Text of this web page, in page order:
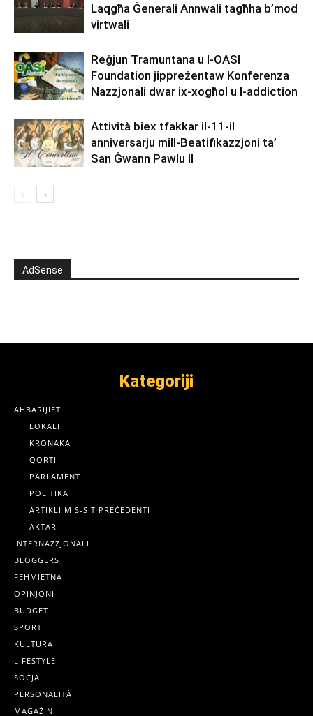
Laqgħa Ġenerali Annwali tagħha b’mod
virtwali
Reġjun Tramuntana u l-OASI
Foundation jippreżentaw Konferenza
Nazzjonali dwar ix-xogħol u l-addiction
Attività biex tfakkar il-11-il
anniversarju mill-Beatifikazzjoni ta’
San Ġwann Pawlu II
AdSense
Kategoriji
AĦBARIJIET
LOKALI
KRONAKA
QORTI
PARLAMENT
POLITIKA
ARTIKLI MIS-SIT PREĊEDENTI
AKTAR
INTERNAZZJONALI
BLOGGERS
FEHMIETNA
OPINJONI
BUDGET
SPORT
KULTURA
LIFESTYLE
SOĊJAL
PERSONALITÀ
MAGAŻIN